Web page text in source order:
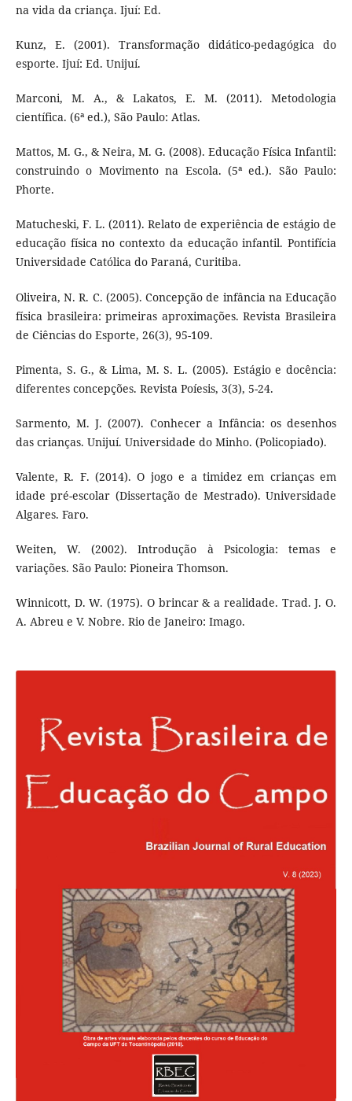
na vida da criança. Ijuí: Ed.
Kunz, E. (2001). Transformação didático-pedagógica do
esporte. Ijuí: Ed. Unijuí.
Marconi, M. A., & Lakatos, E. M. (2011). Metodologia
científica. (6ª ed.), São Paulo: Atlas.
Mattos, M. G., & Neira, M. G. (2008). Educação Física Infantil:
construindo o Movimento na Escola. (5ª ed.). São Paulo:
Phorte.
Matucheski, F. L. (2011). Relato de experiência de estágio de
educação física no contexto da educação infantil. Pontifícia
Universidade Católica do Paraná, Curitiba.
Oliveira, N. R. C. (2005). Concepção de infância na Educação
física brasileira: primeiras aproximações. Revista Brasileira
de Ciências do Esporte, 26(3), 95-109.
Pimenta, S. G., & Lima, M. S. L. (2005). Estágio e docência:
diferentes concepções. Revista Poíesis, 3(3), 5-24.
Sarmento, M. J. (2007). Conhecer a Infância: os desenhos
das crianças. Unijuí. Universidade do Minho. (Policopiado).
Valente, R. F. (2014). O jogo e a timidez em crianças em
idade pré-escolar (Dissertação de Mestrado). Universidade
Algares. Faro.
Weiten, W. (2002). Introdução à Psicologia: temas e
variações. São Paulo: Pioneira Thomson.
Winnicott, D. W. (1975). O brincar & a realidade. Trad. J. O.
A. Abreu e V. Nobre. Rio de Janeiro: Imago.